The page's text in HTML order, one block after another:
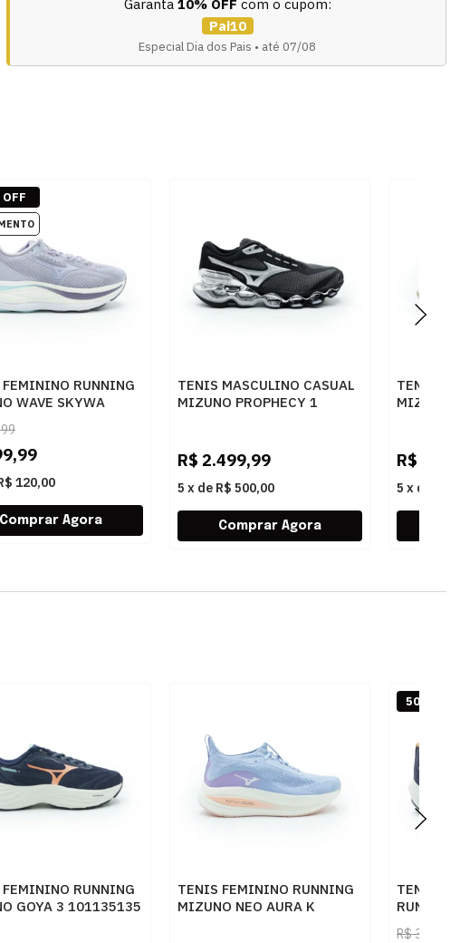
Garanta 10% OFF com o cupom:
Pai10
Especial Dia dos Pais • até 07/08
RUNNING
WAVE SKYWA
LILA44
120,00
TENIS MASCULINO CASUAL
MIZUNO PROPHECY 1
R$ 2.499,99
5 x de R$ 500,00
TENIS
MIZUNO
R$
5 x de
RUNNING
GOYA 3 101135135
TENIS FEMININO RUNNING
MIZUNO NEO AURA K
TENIS
2
R$399,99
50% OFF